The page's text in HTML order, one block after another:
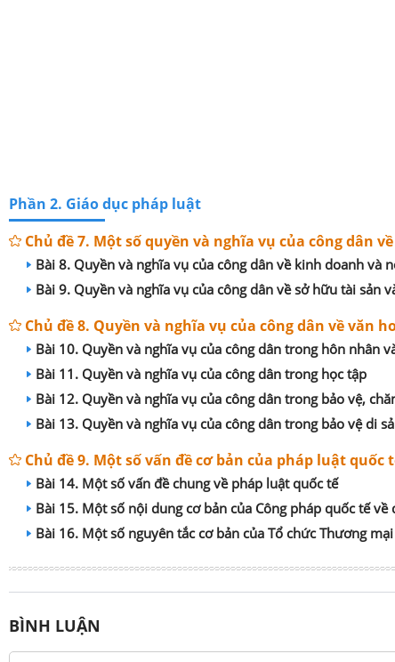
Phần 2. Giáo dục pháp luật
Chủ đề 7. Một số quyền và nghĩa vụ của công dân
Bài 8. Quyền và nghĩa vụ của công dân về kinh doanh và
Bài 9. Quyền và nghĩa vụ của công dân về sở hữu tài sản
Chủ đề 8. Quyền và nghĩa vụ của công dân về văn
Bài 10. Quyền và nghĩa vụ của công dân trong hôn nhân
Bài 11. Quyền và nghĩa vụ của công dân trong học tập
Bài 12. Quyền và nghĩa vụ của công dân trong bảo vệ,
Bài 13. Quyền và nghĩa vụ của công dân trong bảo vệ di
Chủ đề 9. Một số vấn đề cơ bản của pháp luật quốc
Bài 14. Một số vấn đề chung về pháp luật quốc tế
Bài 15. Một số nội dung cơ bản của Công pháp quốc tế
Bài 16. Một số nguyên tắc cơ bản của Tổ chức Thương
BÌNH LUẬN